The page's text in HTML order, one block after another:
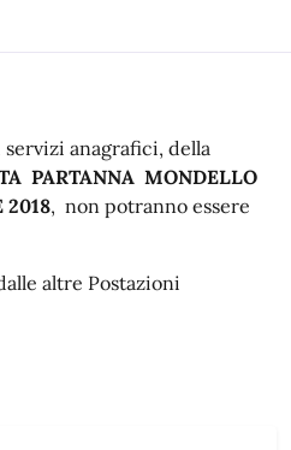
anagrafici, della
PARTANNA MONDELLO
2018, non potranno essere
altre Postazioni